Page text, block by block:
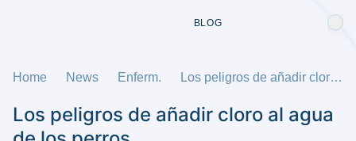
BLOG
Home News Enferm. Los peligros de añadir cloro al agua de los perros
Los peligros de añadir cloro al agua